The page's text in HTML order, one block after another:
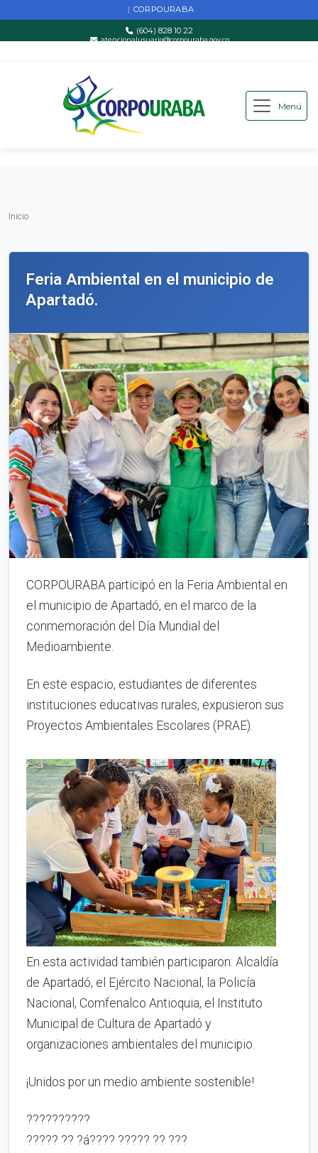
Saltar al contenido principal
| CORPOURABA
(604) 828 10 22
atencionalusuario@corpouraba.gov.co
Menú
Inicio
Feria Ambiental en el municipio de
Apartadó.
CORPOURABA participó en la Feria Ambiental en
el municipio de Apartadó, en el marco de la
conmemoración del Día Mundial del
Medioambiente.
En este espacio, estudiantes de diferentes
instituciones educativas rurales, expusieron sus
Proyectos Ambientales Escolares (PRAE).
En esta actividad también participaron: Alcaldía
de Apartadó, el Ejército Nacional, la Policía
Nacional, Comfenalco Antioquia, el Instituto
Municipal de Cultura de Apartadó y
organizaciones ambientales del municipio.
¡Unidos por un medio ambiente sostenible!
??????????
????? ?? ?á???? ????? ?? ???